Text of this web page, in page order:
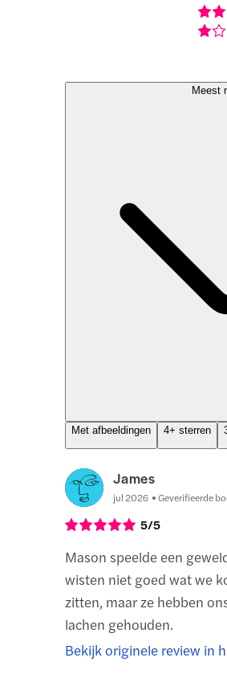
Meest
Met afbeeldingen 4+ sterren
James
jul 2026 Geverifieerde
5/5
Mason speelde een
wisten niet goed wat we
zitten, maar ze hebben
lachen gehouden.
Bekijk originele review in